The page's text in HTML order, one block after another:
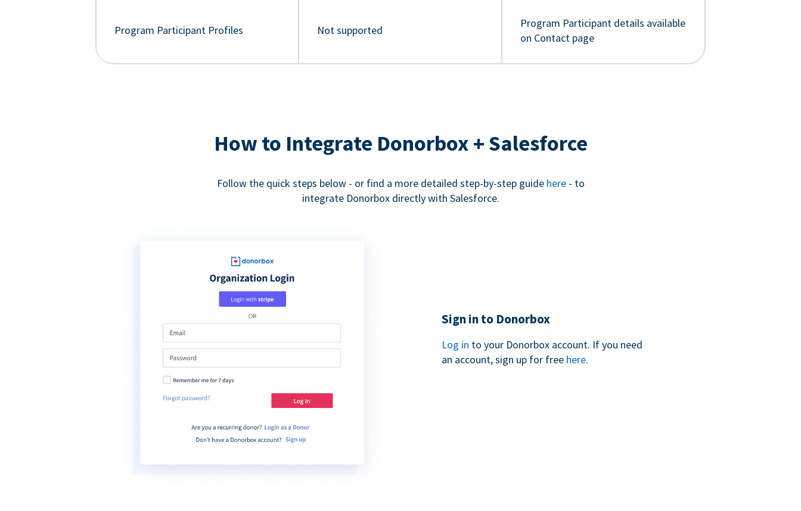
Program Participant Profiles Not supported
Program Participant details available
on Contact page
How to Integrate Donorbox + Salesforce
Follow the quick steps below - or find a more detailed step-by-step guide here- to
integrate Donorbox directly with Salesforce.
Sign in to Donorbox
Log in to your Donorbox account. If you need
an account, sign up for free here.